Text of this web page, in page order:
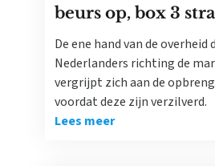
beurs op, box 3
De ene hand van de overheid
Nederlanders richting de
vergrijpt zich aan de
voordat deze zijn verzilverd.
Lees meer